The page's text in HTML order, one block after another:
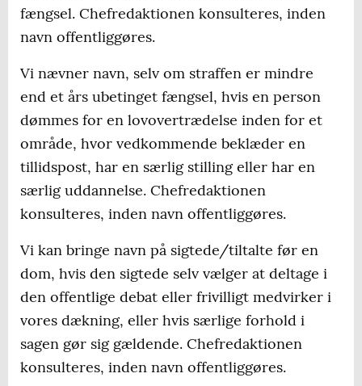
fængsel. Chefredaktionen konsulteres, inden
navn offentliggøres.
Vi nævner navn, selv om straffen er mindre
end et års ubetinget fængsel, hvis en person
dømmes for en lovovertrædelse inden for et
område, hvor vedkommende beklæder en
tillidspost, har en særlig stilling eller har en
særlig uddannelse. Chefredaktionen
konsulteres, inden navn offentliggøres.
Vi kan bringe navn på sigtede/tiltalte før en
dom, hvis den sigtede selv vælger at deltage i
den offentlige debat eller frivilligt medvirker i
vores dækning, eller hvis særlige forhold i
sagen gør sig gældende. Chefredaktionen
konsulteres, inden navn offentliggøres.